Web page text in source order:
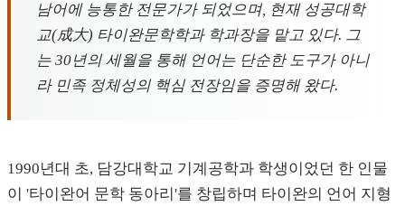
남어에 능통한 전문가가 되었으며, 현재 성공대학
교(成大) 타이완문학학과 학과장을 맡고 있다. 그
는 30년의 세월을 통해 언어는 단순한 도구가 아니
라 민족 정체성의 핵심 전장임을 증명해 왔다.
1990년대 초, 담강대학교 기계공학과 학생이었던 한 인물
이 '타이완어 문학 동아리'를 창립하며 타이완의 언어 지형